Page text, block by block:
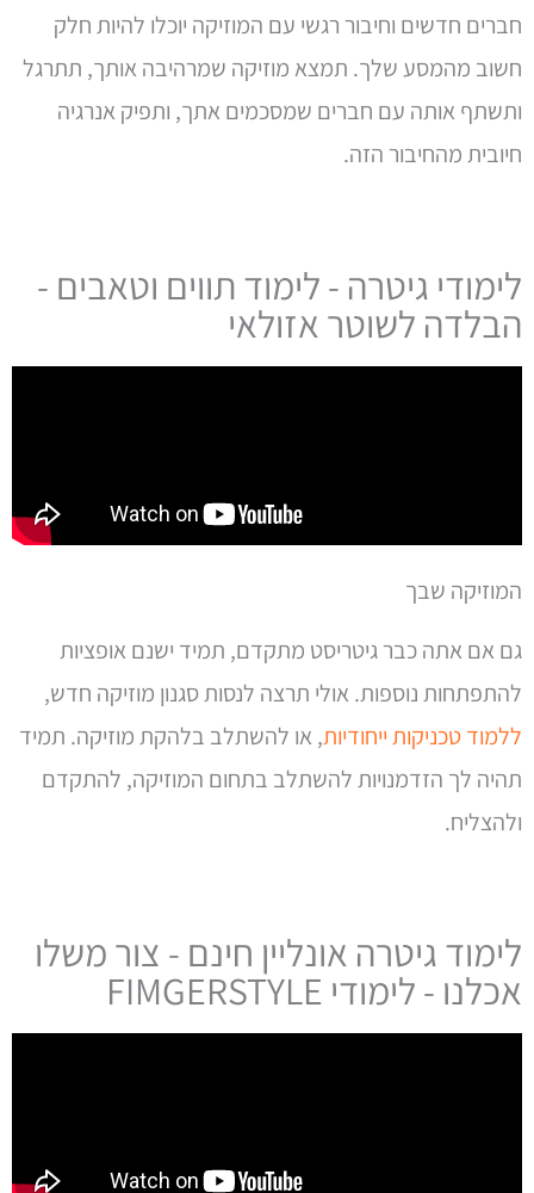
חברים חדשים וחיבור רגשי עם המוזיקה יוכלו להיות חלק
חשוב מהמסע שלך. תמצא מוזיקה שמרהיבה אותך, תתרגל
ותשתף אותה עם חברים שמסכמים אתך, ותפיק אנרגיה
חיובית מהחיבור הזה.
לימודי גיטרה - לימוד תווים וטאבים -
הבלדה לשוטר אזולאי
המוזיקה שבך
גם אם אתה כבר גיטריסט מתקדם, תמיד ישנם אופציות
להתפתחות נוספות. אולי תרצה לנסות סגנון מוזיקה חדש,
ללמוד טכניקות ייחודיות, או להשתלב בלהקת מוזיקה. תמיד
תהיה לך הזדמנויות להשתלב בתחום המוזיקה, להתקדם
ולהצליח.
לימוד גיטרה אונליין חינם - צור משלו
אכלנו - לימודי FIMGERSTYLE